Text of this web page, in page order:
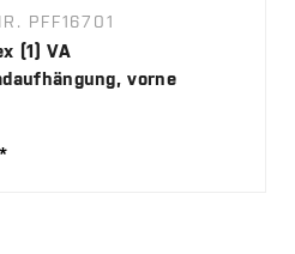
PFF16701
(1) VA
vorne